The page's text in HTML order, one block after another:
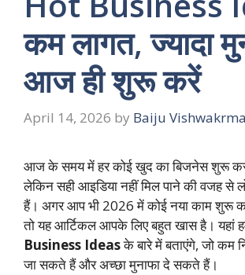
कम लागत, ज्यादा
आज ही शुरू करें
April 14, 2026 by Baiju Vishwakrma
आज के समय में हर कोई खुद का बिजनेस शुरू
लेकिन सही आइडिया नहीं मिल पाने की वजह से
हैं। अगर आप भी 2026 में कोई नया काम शुरू
तो यह आर्टिकल आपके लिए बहुत खास है। यहां
Business Ideasके बारे में बताएंगे, जो कम
जा सकते हैं और अच्छा मुनाफा दे सकते हैं।